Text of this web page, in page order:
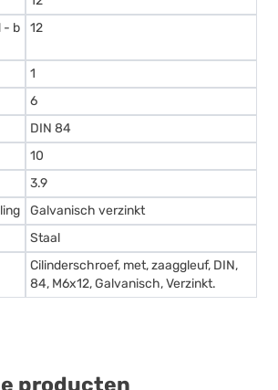
- b
12
1
6
DIN 84
10
3.9
Galvanisch verzinkt
Staal
Cilinderschroef, met, zaaggleuf, DIN,
84, M6x12, Galvanisch, Verzinkt.
producten